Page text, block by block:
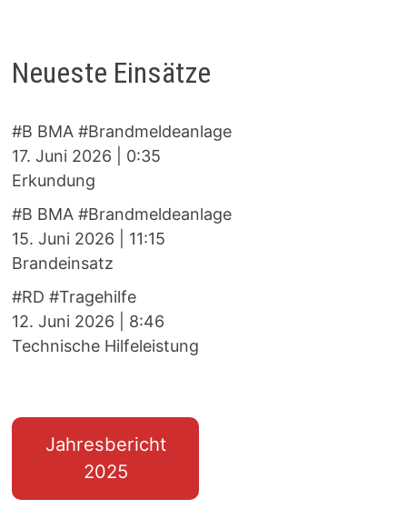
Neueste Einsätze
#B BMA #Brandmeldeanlage
17. Juni 2026
0:35
Erkundung
#B BMA #Brandmeldeanlage
15. Juni 2026
11:15
Brandeinsatz
#RD #Tragehilfe
12. Juni 2026
8:46
Technische Hilfeleistung
Jahresbericht
2025